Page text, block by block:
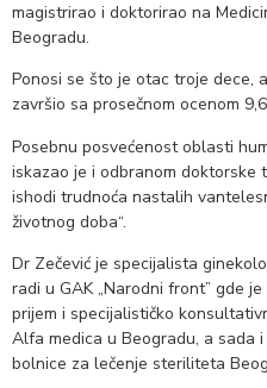
magistrirao i doktorirao na
Beogradu.
Ponosi se što je otac troje dece,
završio sa prosečnom ocenom
Posebnu posvećenost oblasti
iskazao je i odbranom doktorske
ishodi trudnoća nastalih
životnog doba“.
Dr Zečević je specijalista
radi u GAK „Narodni front” gde
prijem i specijalističko
Alfa medica u Beogradu, a sada
bolnice za lečenje steriliteta